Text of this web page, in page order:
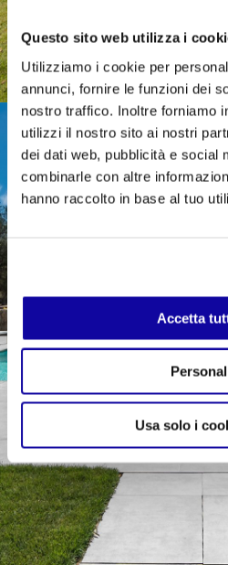
Questo sito web utilizza i
Utilizziamo i cookie per
annunci, fornire le funzioni dei
nostro traffico. Inoltre forniamo
utilizzi il nostro sito ai nostri
dei dati web, pubblicità e social
combinarle con altre
hanno raccolto in base al tuo
Accetta
Usa solo i